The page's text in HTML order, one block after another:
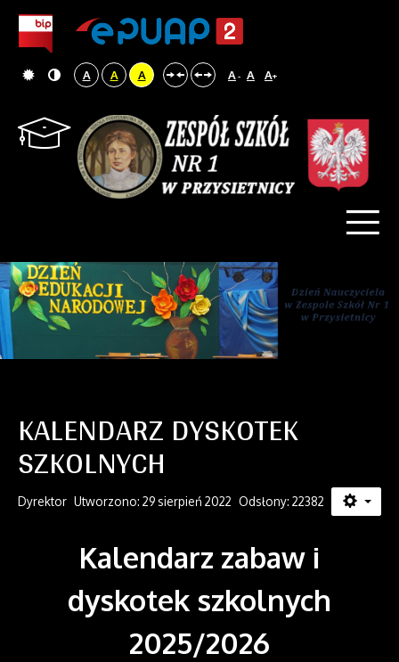
A A A A- A A+
KALENDARZ DYSKOTEK
SZKOLNYCH
Dyrektor Utworzono: 29 sierpień 2022 Odsłony: 22382
Kalendarz zabaw i
dyskotek szkolnych
2025/2026